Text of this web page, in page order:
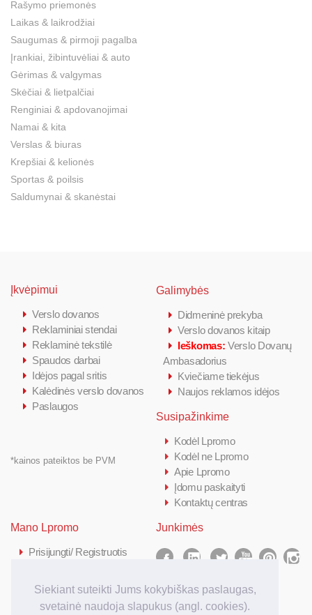
Siekiant suteikti Jums kokybiškas paslaugas,
svetainė naudoja slapukus (angl. cookies).
Rašymo priemonės
Laikas & laikrodžiai
Saugumas & pirmoji pagalba
Įrankiai, žibintuvėliai & auto
Gėrimas & valgymas
Skėčiai & lietpalčiai
Renginiai & apdovanojimai
Namai & kita
Verslas & biuras
Krepšiai & kelionės
Sportas & poilsis
Saldumynai & skanėstai
Įkvėpimui
Verslo dovanos
Reklaminiai stendai
Reklaminė tekstilė
Spaudos darbai
Idėjos pagal sritis
Kalėdinės verslo dovanos
Paslaugos
*kainos pateiktos be PVM
Galimybės
Didmeninė prekyba
Verslo dovanos kitaip
Ieškomas: Verslo Dovanų
Ambasadorius
Kviečiame tiekėjus
Naujos reklamos idėjos
Susipažinkime
Kodėl Lpromo
Kodėl ne Lpromo
Apie Lpromo
Įdomu paskaityti
Kontaktų centras
Mano Lpromo
Prisijungti/ Registruotis
Kaip užsakyti
Junkimės